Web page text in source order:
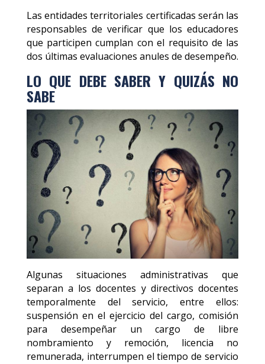
Las entidades territoriales certificadas serán las
responsables de verificar que los educadores
que participen cumplan con el requisito de las
dos últimas evaluaciones anules de desempeño.
LO QUE DEBE SABER Y QUIZÁS NO
SABE
Algunas situaciones administrativas que
separan a los docentes y directivos docentes
temporalmente del servicio, entre ellos:
suspensión en el ejercicio del cargo, comisión
para desempeñar un cargo de libre
nombramiento y remoción, licencia no
remunerada, interrumpen el tiempo de servicio